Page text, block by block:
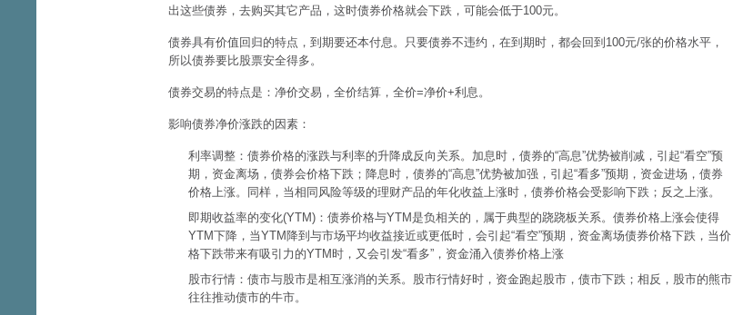
出这些债券，去购买其它产品，这时债券价格就会下跌，可能会低于100元。
债券具有价值回归的特点，到期要还本付息。只要债券不违约，在到期时，都会回到100元/张的价格水平，
所以债券要比股票安全得多。
债券交易的特点是：净价交易，全价结算，全价=净价+利息。
影响债券净价涨跌的因素：
利率调整：债券价格的涨跌与利率的升降成反向关系。加息时，债券的“高息”优势被削减，引起“看空”预
期，资金离场，债券会价格下跌；降息时，债券的“高息”优势被加强，引起“看多”预期，资金进场，债券
价格上涨。同样，当相同风险等级的理财产品的年化收益上涨时，债券价格会受影响下跌；反之上涨。
即期收益率的变化(YTM)：债券价格与YTM是负相关的，属于典型的跷跷板关系。债券价格上涨会使得
YTM下降，当YTM降到与市场平均收益接近或更低时，会引起“看空”预期，资金离场债券价格下跌，当价
格下跌带来有吸引力的YTM时，又会引发“看多”，资金涌入债券价格上涨
股市行情：债市与股市是相互涨消的关系。股市行情好时，资金跑起股市，债市下跌；相反，股市的熊市
往往推动债市的牛市。